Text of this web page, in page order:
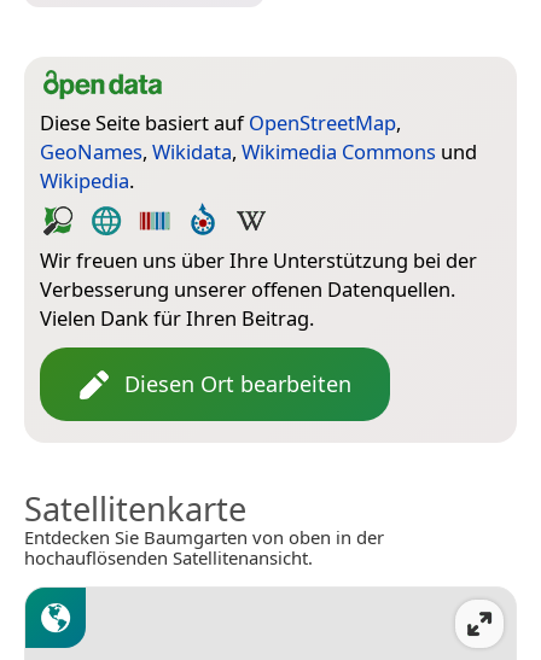
Diese Seite basiert aufOpenStreetMap,
GeoNames, Wikidata, Wikimedia Commons und
Wikipedia.
Wir freuen uns über Ihre Unterstützung bei der
Verbesserung unserer offenen Datenquellen.
Vielen Dank für Ihren Beitrag.
Diesen Ort bearbeiten
Satellitenkarte
Entdecken Sie Baumgarten von oben in der
hochauflösenden Satellitenansicht.